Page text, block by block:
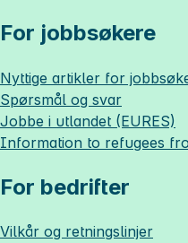
For jobbsøkere
Nyttige artikler for
Spørsmål og svar
Jobbe i utlandet (EURES)
Information to refugees
For bedrifter
Vilkår og retningslinjer